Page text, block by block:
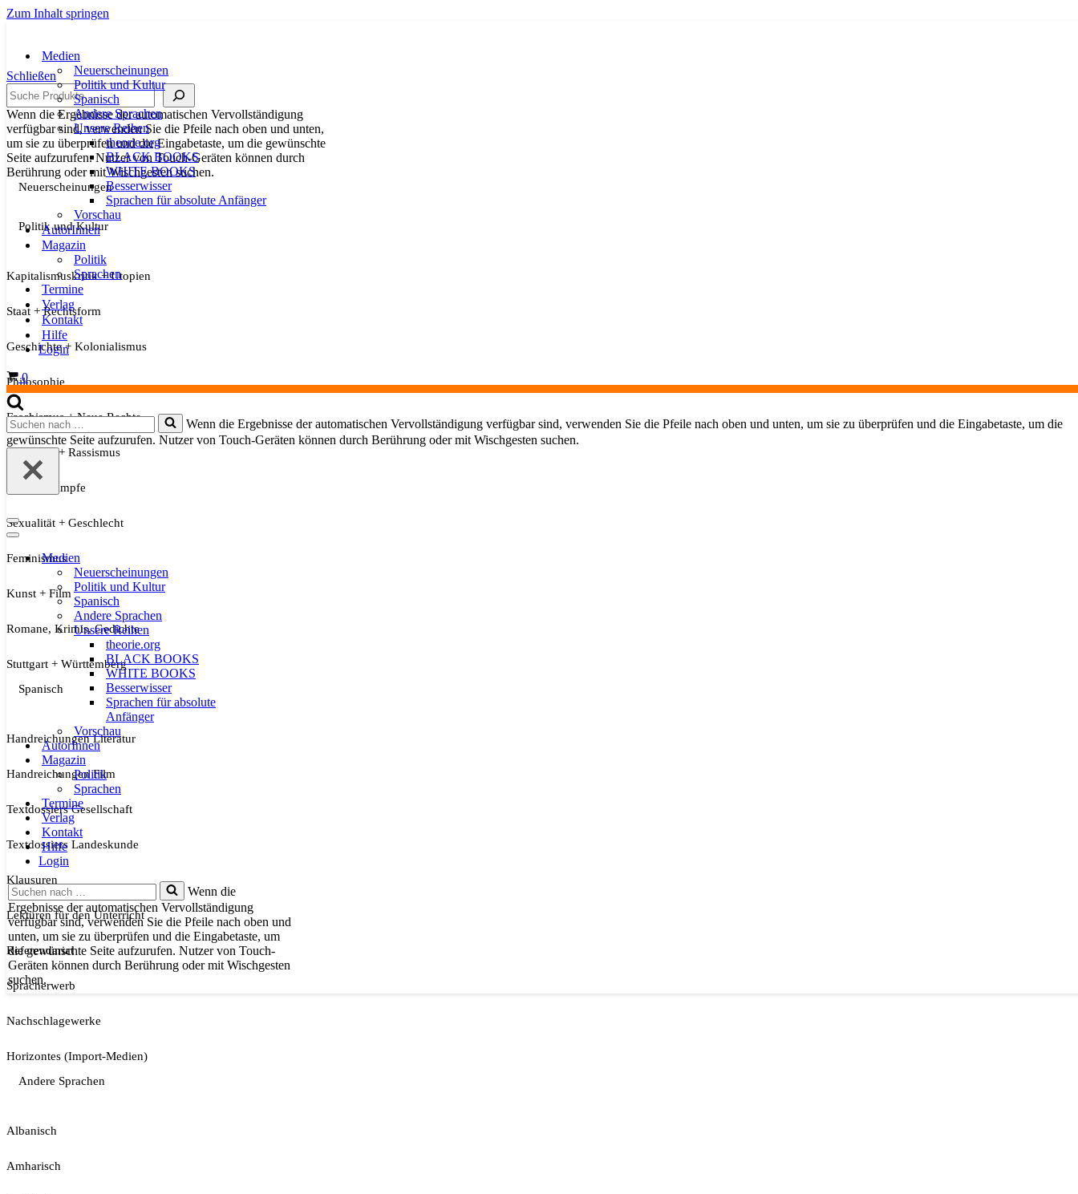
Zum Inhalt springen
Medien
Neuerscheinungen
Politik und Kultur
Spanisch
Andere Sprachen
Unsere Reihen
theorie.org
BLACK BOOKS
WHITE BOOKS
Besserwisser
Sprachen für absolute Anfänger
Vorschau
AutorInnen
Magazin
Politik
Sprachen
Termine
Verlag
Kontakt
Hilfe
Login
Warenkorb
0
Suchen
nach …
Wenn die Ergebnisse der automatischen Vervollständigung verfügbar sind, verwenden Sie die Pfeile nach oben und unten, um sie zu überprüfen und die Eingabetaste, um die
gewünschte Seite aufzurufen. Nutzer von Touch-Geräten können durch Berührung oder mit Wischgesten suchen.
Navigationsmenü
Navigationsmenü
Medien
Neuerscheinungen
Politik und Kultur
Spanisch
Andere Sprachen
Unsere Reihen
theorie.org
BLACK BOOKS
WHITE BOOKS
Besserwisser
Sprachen für absolute
Anfänger
Vorschau
AutorInnen
Magazin
Politik
Sprachen
Termine
Verlag
Kontakt
Hilfe
Login
Suchen
nach …
Wenn die
Ergebnisse der automatischen Vervollständigung
verfügbar sind, verwenden Sie die Pfeile nach oben und
unten, um sie zu überprüfen und die Eingabetaste, um
die gewünschte Seite aufzurufen. Nutzer von Touch-
Geräten können durch Berührung oder mit Wischgesten
suchen.
Schließen
Suche
Wenn die Ergebnisse der automatischen Vervollständigung
verfügbar sind, verwenden Sie die Pfeile nach oben und unten,
um sie zu überprüfen und die Eingabetaste, um die gewünschte
Seite aufzurufen. Nutzer von Touch-Geräten können durch
Berührung oder mit Wischgesten suchen.
Neuerscheinungen
Politik und Kultur
Kapitalismuskritik + Utopien
Staat + Rechtsform
Geschichte + Kolonialismus
Philosophie
Faschismus + Neue Rechte
Migration + Rassismus
Soziale Kämpfe
Sexualität + Geschlecht
Feminismus
Kunst + Film
Romane, Krimis, Gedichte
Stuttgart + Württemberg
Spanisch
Handreichungen Literatur
Handreichungen Film
Textdossiers Gesellschaft
Textdossiers Landeskunde
Klausuren
Lektüren für den Unterricht
Referendariat
Spracherwerb
Nachschlagewerke
Horizontes (Import-Medien)
Andere Sprachen
Albanisch
Amharisch